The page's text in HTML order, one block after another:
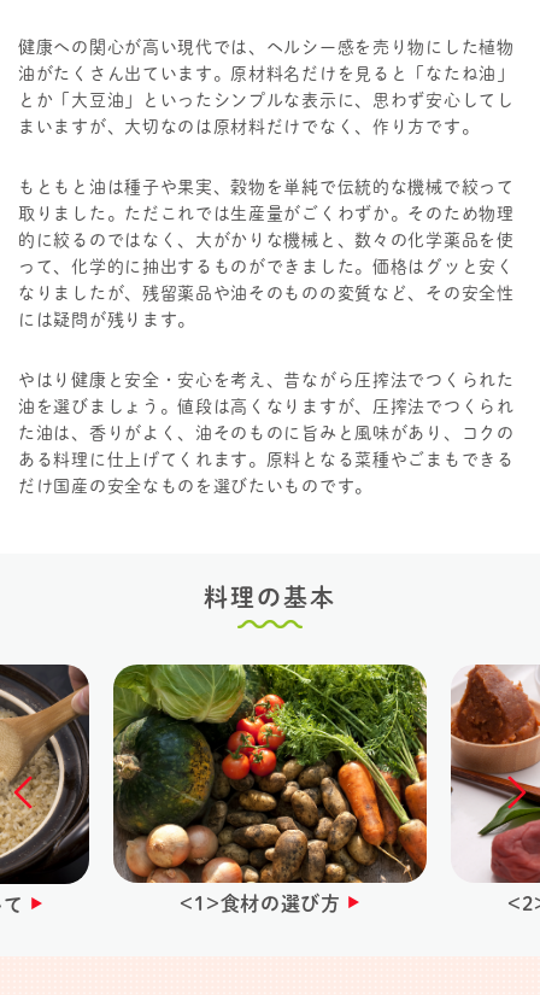
健康への関心が高い現代では、ヘルシー感を売り物にした植物
油がたくさん出ています。原材料名だけを見ると「なたね油」
とか「大豆油」といったシンプルな表示に、思わず安心してし
まいますが、大切なのは原材料だけでなく、作り方です。
もともと油は種子や果実、穀物を単純で伝統的な機械で絞って
取りました。ただこれでは生産量がごくわずか。そのため物理
的に絞るのではなく、大がかりな機械と、数々の化学薬品を使
って、化学的に抽出するものができました。価格はグッと安く
なりましたが、残留薬品や油そのものの変質など、その安全性
には疑問が残ります。
やはり健康と安全・安心を考え、昔ながら圧搾法でつくられた
油を選びましょう。値段は高くなりますが、圧搾法でつくられ
た油は、香りがよく、油そのものに旨みと風味があり、コクの
ある料理に仕上げてくれます。原料となる菜種やごまもできる
だけ国産の安全なものを選びたいものです。
料理の基本
<1>食材の選び方